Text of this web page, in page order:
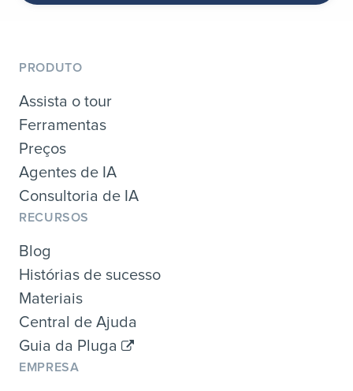
PRODUTO
Assista o tour
Ferramentas
Preços
Agentes de IA
Consultoria de IA
RECURSOS
Blog
Histórias de sucesso
Materiais
Central de Ajuda
Guia da Pluga
EMPRESA